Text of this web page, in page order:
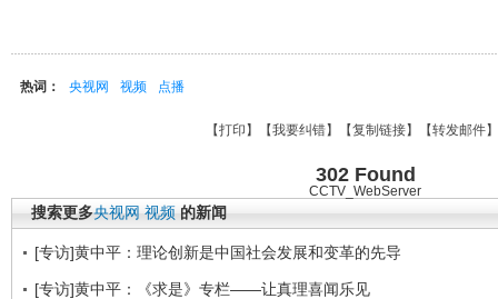
热词： 央视网 视频 点播
【打印 】【我要纠错】【复制链接】【转发邮件
302 Found
CCTV_WebServer
搜索更多央视网 视频 的新闻
[专访]黄中平：理论创新是中国社会发展和变革的先导
[专访]黄中平：《求是》专栏——让真理喜闻乐见